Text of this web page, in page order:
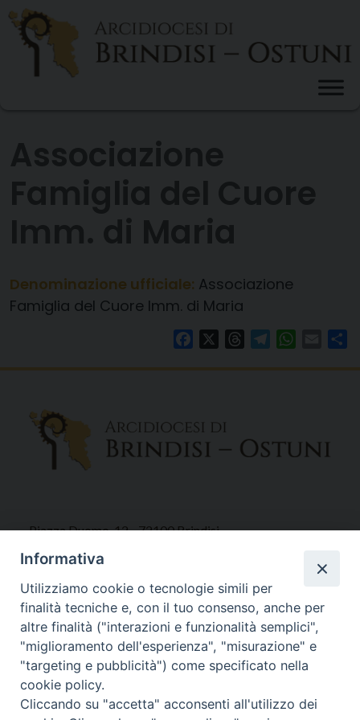
Skip
content
Denominazione ufficiale: Associazione
Famiglia del Cuore Imm. di Maria
FacebookThreadsTelegram Email
Piazza Duomo, 12 - 72100 Brindisi
Tel 0831.521958
Fax 0831.528315
Orari Curia
Mar. / Mer. / Giov. ore 9 - 13
nei mesi estivi solo Martedì ore 9 - 13
Informativa
Utilizziamo cookie o tecnologie simili per
finalità tecniche e, con il tuo consenso, anche per
altre finalità ("interazioni e funzionalità semplici",
"miglioramento dell'esperienza", "misurazione" e
"targeting e pubblicità") come specificato nella
cookie policy.
Cliccando su "accetta" acconsenti all'utilizzo dei